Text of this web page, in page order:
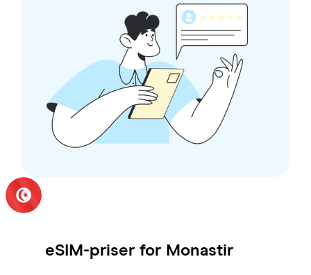
eSIM-priser for Monastir